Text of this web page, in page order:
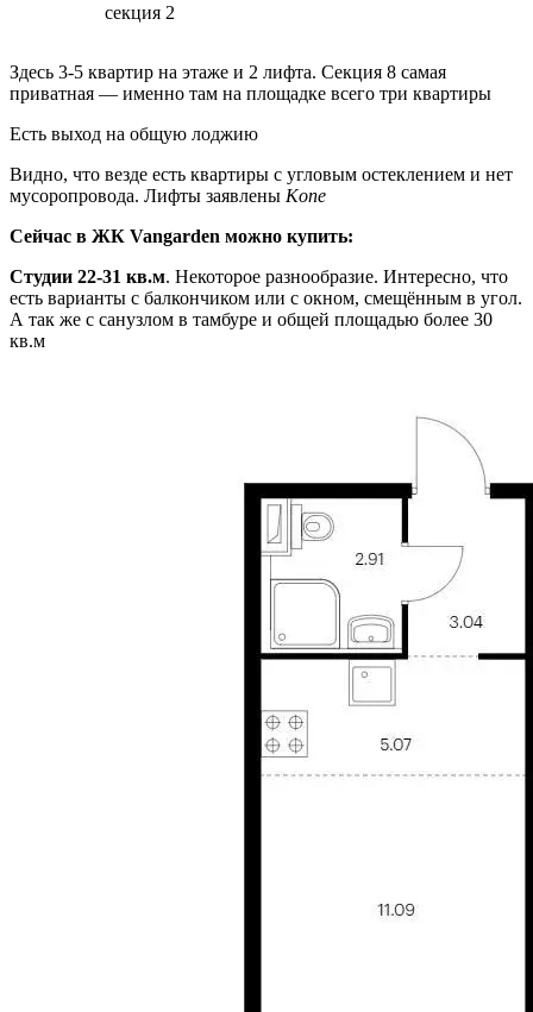
секция 2
Здесь 3-5 квартир на этаже и 2 лифта. Секция 8 самая
приватная — именно там на площадке всего три квартиры
Есть выход на общую лоджию
Видно, что везде есть квартиры с угловым остеклением и нет
мусоропровода. Лифты заявлены Kone
Сейчас в ЖК Vangarden можно купить:
Студии 22-31 кв.м. Некоторое разнообразие. Интересно, что
есть варианты с балкончиком или с окном, смещённым в угол.
А так же с санузлом в тамбуре и общей площадью более 30
кв.м